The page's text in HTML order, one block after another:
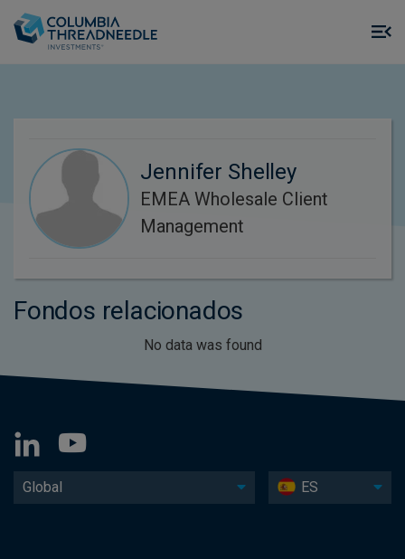
Jennifer Shelley
EMEA Wholesale Client
Management
Fondos relacionados
No data was found
Global ES